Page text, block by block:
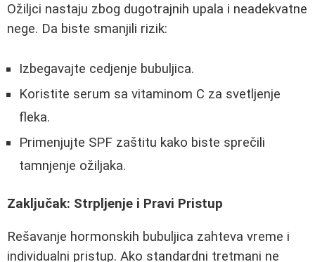
Ožiljci nastaju zbog dugotrajnih upala i neadekvatne
nege. Da biste smanjili rizik:
Izbegavajte cedjenje bubuljica.
Koristite serum sa vitaminom C za svetljenje
fleka.
Primenjujte SPF zaštitu kako biste sprečili
tamnjenje ožiljaka.
Zaključak: Strpljenje i Pravi Pristup
Rešavanje hormonskih bubuljica zahteva vreme i
individualni pristup. Ako standardni tretmani ne